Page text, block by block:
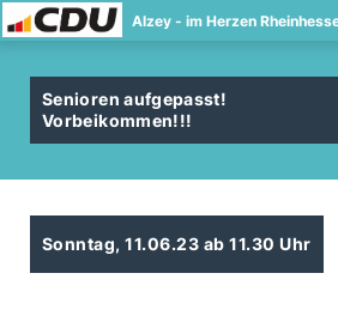
Alzey - im Herzen
Senioren aufgepasst!
Vorbeikommen!!!
Sonntag, 11.06.23 ab 11.30 Uhr